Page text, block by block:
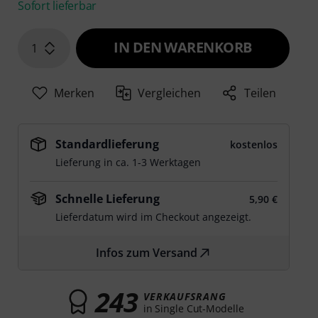
Sofort lieferbar
1 IN DEN WARENKORB
Merken Vergleichen Teilen
Standardlieferung
kostenlos
Lieferung in ca. 1-3 Werktagen
Schnelle Lieferung
5,90 €
Lieferdatum wird im Checkout angezeigt.
Infos zum Versand
243 VERKAUFSRANG
in Single Cut-Modelle